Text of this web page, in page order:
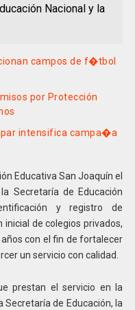
Nacional y la
campos de f�tbol
por Protección
intensifica campa�a
Educativa San Joaquín el
Secretaría de Educación
y registro de
de colegios privados,
con el fin de fortalecer
un servicio con calidad.
prestan el servicio en la
Secretaría de Educación, la